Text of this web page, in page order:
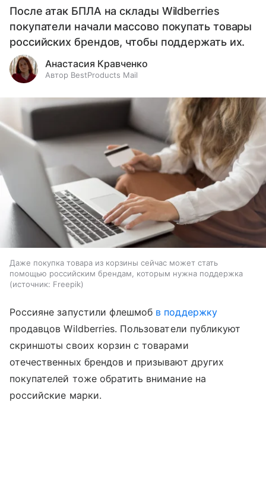
После атак БПЛА на склады Wildberries
покупатели начали массово покупать товары
российских брендов, чтобы поддержать их.
Анастасия Кравченко
Автор BestProducts Mail
Даже покупка товара из корзины сейчас может стать
помощью российским брендам, которым нужна поддержка
источник: Freepik
Россияне запустили флешмоб в поддержку
продавцов Wildberries. Пользователи публикуют
скриншоты своих корзин с товарами
отечественных брендов и призывают других
покупателей тоже обратить внимание на
российские марки.